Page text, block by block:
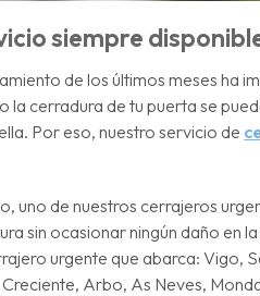
siempre
de los últimos meses ha
la cerradura de tu puerta se
Por eso, nuestro servicio de
uno de nuestros cerrajeros
sin ocasionar ningún daño en
urgente que abarca: Vigo,
Arbo, As Neves,